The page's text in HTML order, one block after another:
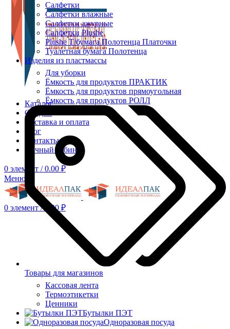
Каталог
Скидки
Доставка и оплата
Блог
Контакты
Личный кабинет
0 элемент / 0.00 ₽
Меню
0 элемент / 0.00 ₽
Салфетки
Салфетки влажные
Салфетки ажурные
Салфетки Plushe
Plushe Т/бумага Полотенца Платочки
Туалетная бумага Полотенца
Изделия из пластмассы
Для уборки
Ёмкость для продуктов ПРАКТИК
Ёмкость для продуктов прямоугольная
Ёмкость для продуктов РОЛЛ
Товары для магазинов
Кассовая лента
Термоэтикетки
Ценники
Бутылки ПЭТ
Одноразовая посуда